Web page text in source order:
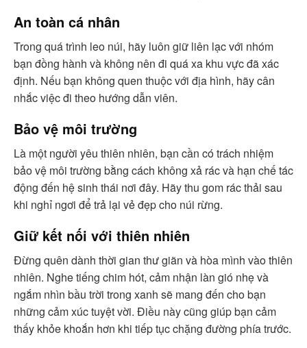
An toàn cá nhân
Trong quá trình leo núi, hãy luôn giữ liên lạc với nhóm
bạn đồng hành và không nên đi quá xa khu vực đã xác
định. Nếu bạn không quen thuộc với địa hình, hãy cân
nhắc việc đi theo hướng dẫn viên.
Bảo vệ môi trường
Là một người yêu thiên nhiên, bạn cần có trách nhiệm
bảo vệ môi trường bằng cách không xả rác và hạn chế tác
động đến hệ sinh thái nơi đây. Hãy thu gom rác thải sau
khi nghỉ ngơi để trả lại vẻ đẹp cho núi rừng.
Giữ kết nối với thiên nhiên
Đừng quên dành thời gian thư giãn và hòa mình vào thiên
nhiên. Nghe tiếng chim hót, cảm nhận làn gió nhẹ và
ngắm nhìn bầu trời trong xanh sẽ mang đến cho bạn
những cảm xúc tuyệt vời. Điều này cũng giúp bạn cảm
thấy khỏe khoắn hơn khi tiếp tục chặng đường phía trước.